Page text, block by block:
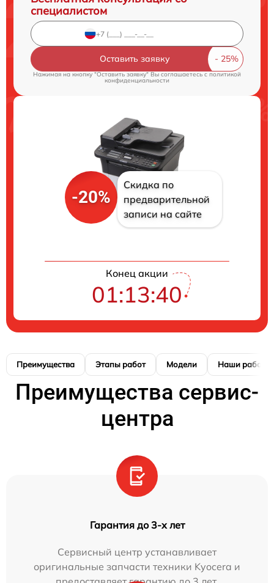
специалистом
Оставить заявку
Нажимая на кнопку "Оставить заявку" Вы соглашаетесь c политикой
конфиденциальности
-20%
Скидка по
предварительной
записи на сайте
Конец акции
01:13:39
Преимущества Этапы работ Модели Наши работы
Преимущества сервис-
центра
Гарантия до 3-х лет
Сервисный центр устанавливает
оригинальные запчасти техники Kyocera и